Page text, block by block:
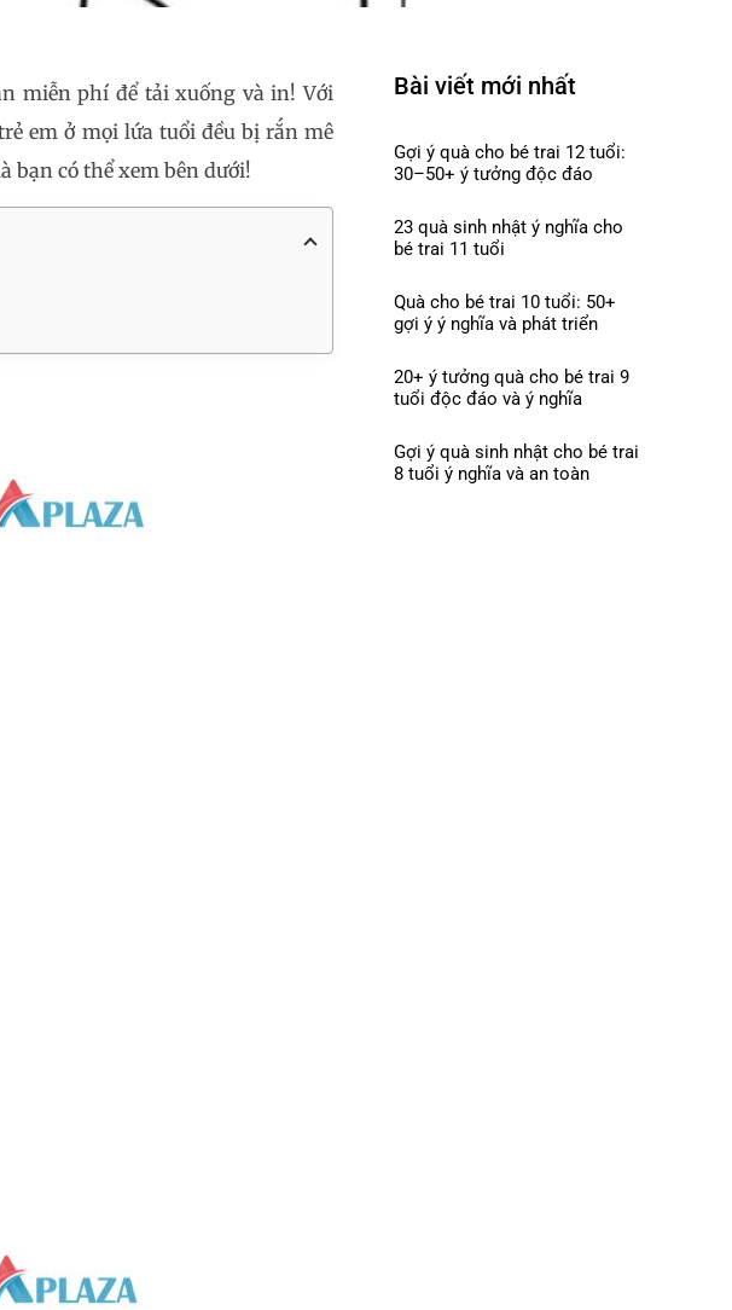
miễn phí để tải xuống và in! Với
em ở mọi lứa tuổi đều bị rắn mê
bạn có thể xem bên dưới!
Bài viết mới nhất
Gợi ý quà cho bé trai 12 tuổi:
30–50+ ý tưởng độc đáo
23 quà sinh nhật ý nghĩa cho
bé trai 11 tuổi
Quà cho bé trai 10 tuổi: 50+
gợi ý ý nghĩa và phát triển
20+ ý tưởng quà cho bé trai 9
tuổi độc đáo và ý nghĩa
Gợi ý quà sinh nhật cho bé trai
8 tuổi ý nghĩa và an toàn